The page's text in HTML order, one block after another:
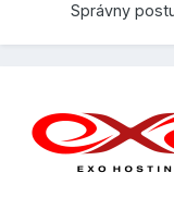
Správny